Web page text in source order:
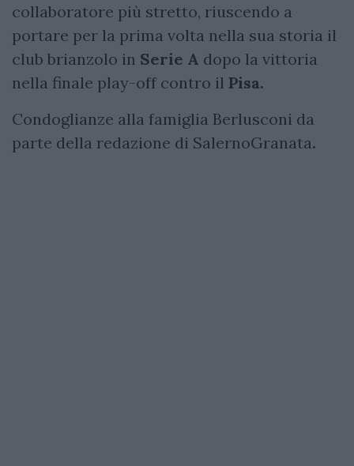
collaboratore più stretto, riuscendo a
portare per la prima volta nella sua storia il
club brianzolo in Serie A dopo la vittoria
nella finale play-off contro il Pisa.
Condoglianze alla famiglia Berlusconi da
parte della redazione di SalernoGranata.